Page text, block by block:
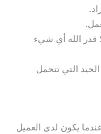
قدر الله أي شيء
التي تتحمل
يكون لدى العميل